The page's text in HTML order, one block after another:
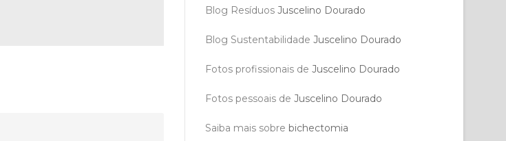
Blog ResíduosJuscelino Dourado
Blog SustentabilidadeJuscelino Dourado
Fotos profissionais deJuscelino Dourado
Fotos pessoais deJuscelino Dourado
Saiba mais sobre bichectomia